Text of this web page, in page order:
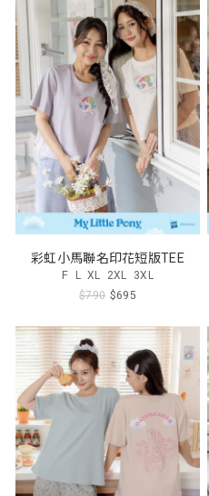
彩虹小馬聯名印花短版TEE
F L XL 2XL 3XL
$790 $695